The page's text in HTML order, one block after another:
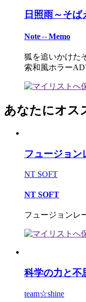
日照雨～そば
Note⇔Memo
狐を追いかけた
索和風ホラー
あなたにオス
フュージョン
NT SOFT
NT SOFT
フュージョンレ
科学の力と不
team☆shine